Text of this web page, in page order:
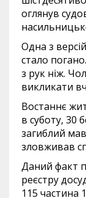
оглянув
Одна з
стало
з рук ніж.
викликати
Востаннє
в суботу, 30
загиблий
зловживав
Даний факт
реєстру
115 частина